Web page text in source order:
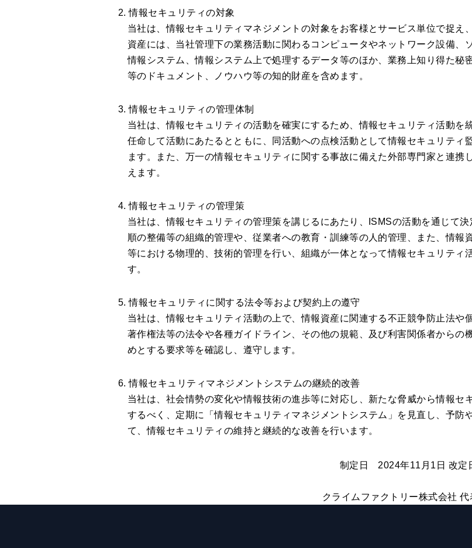
2. 情報セキュリティの対象
当社は、情報セキュリティマネジメントの対象をお客様とサービス単位で捉え
資産には、当社管理下の業務活動に関わるコンピュータやネットワーク設備、
情報システム、情報システム上で処理するデータ等のほか、業務上知り得た秘
等のドキュメント、ノウハウ等の知的財産を含めます。
3. 情報セキュリティの管理体制
当社は、情報セキュリティの活動を確実にするため、情報セキュリティ活動を
任命して活動にあたるとともに、同活動への点検活動として情報セキュリティ
ます。また、万一の情報セキュリティに関する事故に備えた外部専門家と連携
えます。
4. 情報セキュリティの管理策
当社は、情報セキュリティの管理策を講じるにあたり、ISMSの活動を通じて
順の整備等の組織的管理や、従業者への教育・訓練等の人的管理、また、情報
等における物理的、技術的管理を行い、組織が一体となって情報セキュリティ
す。
5. 情報セキュリティに関する法令等および契約上の遵守
当社は、情報セキュリティ活動の上で、情報資産に関連する不正競争防止法や
著作権法等の法令や各種ガイドライン、その他の規範、及び利害関係者からの
めとする要求等を確認し、遵守します。
6. 情報セキュリティマネジメントシステムの継続的改善
当社は、社会情勢の変化や情報技術の進歩等に対応し、新たな脅威から情報セ
するべく、定期に「情報セキュリティマネジメントシステム」を見直し、予防
て、情報セキュリティの維持と継続的な改善を行います。
制定日 2024年11月1日 改定
クライムファクトリー株式会社